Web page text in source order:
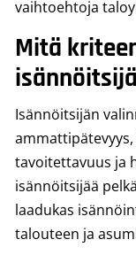
vaihtoehtoja
Mitä
Isännöitsijän
tavoitettavuus ja
isännöitsijää
laadukas
talouteen ja